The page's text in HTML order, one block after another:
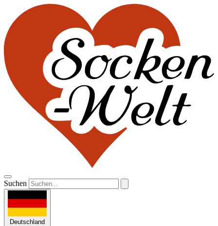
Suchen
Deutschland